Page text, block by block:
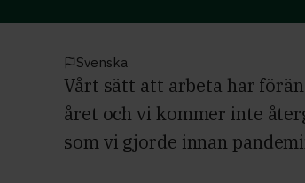
Svenska
Vårt sätt att arbeta har
året och vi kommer inte
som vi gjorde innan